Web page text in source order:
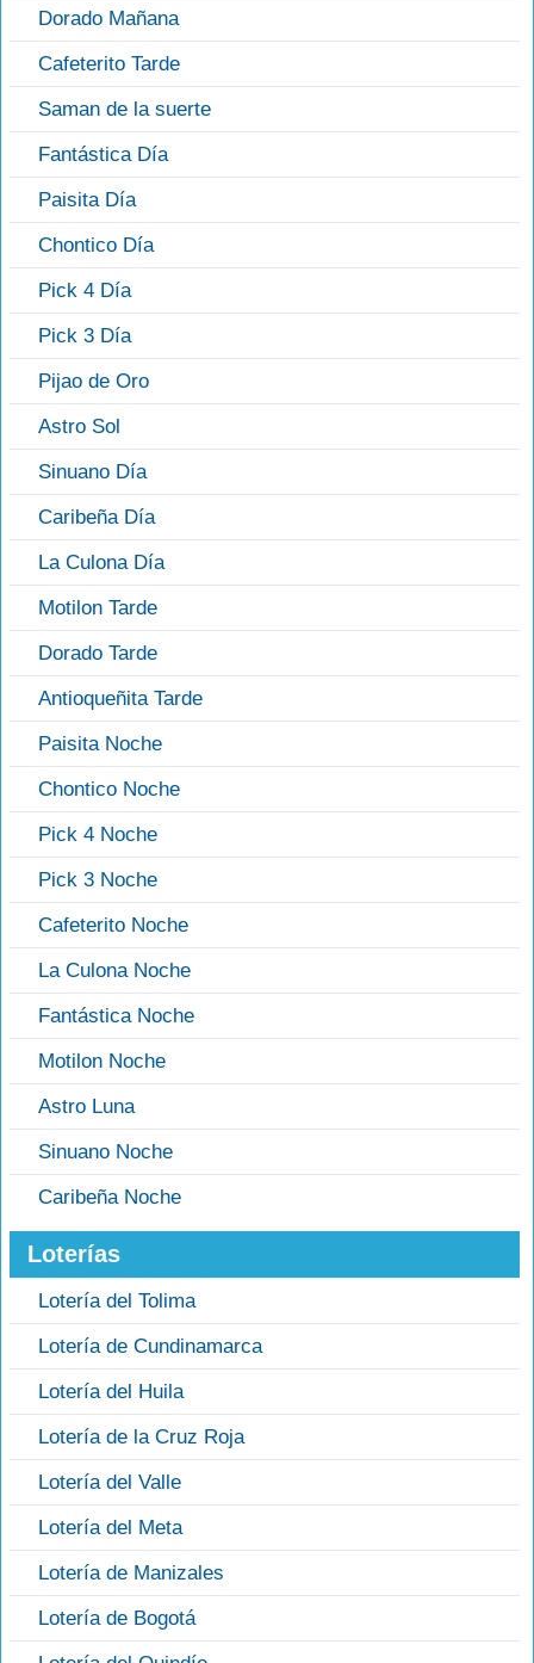
Dorado Mañana
Cafeterito Tarde
Saman de la suerte
Fantástica Día
Paisita Día
Chontico Día
Pick 4 Día
Pick 3 Día
Pijao de Oro
Astro Sol
Sinuano Día
Caribeña Día
La Culona Día
Motilon Tarde
Dorado Tarde
Antioqueñita Tarde
Paisita Noche
Chontico Noche
Pick 4 Noche
Pick 3 Noche
Cafeterito Noche
La Culona Noche
Fantástica Noche
Motilon Noche
Astro Luna
Sinuano Noche
Caribeña Noche
Loterías
Lotería del Tolima
Lotería de Cundinamarca
Lotería del Huila
Lotería de la Cruz Roja
Lotería del Valle
Lotería del Meta
Lotería de Manizales
Lotería de Bogotá